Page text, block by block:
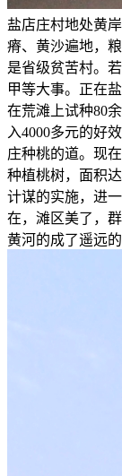
盐店庄村地处黄
瘠、黄沙遍地，
是省级贫苦村。
甲等大事。正在
在荒滩上试种80
入4000多元的好
庄种桃的道。现
种植桃树，面积
计谋的实施，进
在，滩区美了，
黄河的成了遥远的